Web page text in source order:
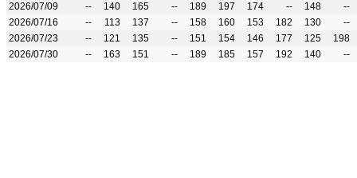
2026/07/09
-- 140 165 -- 189 197 174 -- 148
--
2026/07/16
-- 113 137 -- 158 160 153 182 130
--
2026/07/23
-- 121 135 -- 151 154 146 177 125
198
2026/07/30
-- 163 151 -- 189 185 157 192 140 --